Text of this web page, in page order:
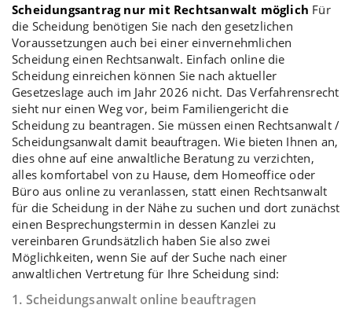
Scheidungsantrag nur mit Rechtsanwalt möglich Für
die Scheidung benötigen Sie nach den gesetzlichen
Voraussetzungen auch bei einereinvernehmlichen
Scheidungeinen Rechtsanwalt. Einfach online die
Scheidung einreichen können Sie nach aktueller
Gesetzeslage auch im Jahr 2026 nicht. Das Verfahrensrecht
sieht nur einen Weg vor, beim Familiengericht die
Scheidung zu beantragen. Sie müssen einen Rechtsanwalt /
Scheidungsanwalt damit beauftragen. Wie bieten Ihnen an,
dies ohne auf eine anwaltliche Beratungzu verzichten,
alles komfortabel von zu Hause, dem Homeoffice oder
Büro aus online zu veranlassen, statt einen Rechtsanwalt
für die Scheidung in der Nähe zu suchen und dort zunächst
einen Besprechungstermin in dessen Kanzlei zu
vereinbaren Grundsätzlich haben Sie also zwei
Möglichkeiten, wenn Sie auf der Suche nach einer
anwaltlichen Vertretung für Ihre Scheidung sind:
1. Scheidungsanwalt online beauftragen